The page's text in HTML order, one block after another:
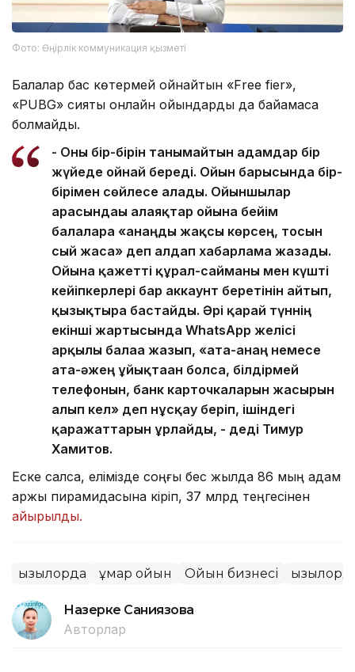
Фото: Өңірлік коммуникация қызметі
Балалар бас көтермей ойнайтын «Free fier»,
«PUBG» сияқты онлайн ойындарды да байқамаса
болмайды.
- Оны бір-бірін танымайтын адамдар бір
жүйеде ойнай береді. Ойын барысында бір-
бірімен сөйлесе алады. Ойыншылар
арасындағы алаяқтар ойынға бейім
балаларға «анаңды жақсы көрсең, тосын
сый жаса» деп алдап хабарлама жазады.
Ойынға қажетті құрал-сайманы мен күшті
кейіпкерлері бар аккаунт беретінін айтып,
қызықтыра бастайды. Әрі қарай түннің
екінші жартысында WhatsApp желісі
арқылы балаға жазып, «ата-анаң немесе
ата-әжең ұйықтаған болса, білдірмей
телефонын, банк карточкаларын жасырын
алып кел» деп нұсқау беріп, ішіндегі
қаражаттарын ұрлайды, - деді Тимур
Хамитов.
Еске салсақ, елімізде соңғы бес жылда 86 мың адам
қаржы пирамидасына кіріп, 37 млрд теңгесінен
айырылды.
Қызылорда Құмар ойын Ойын бизнесі
Назерке Саниязова
Авторлар